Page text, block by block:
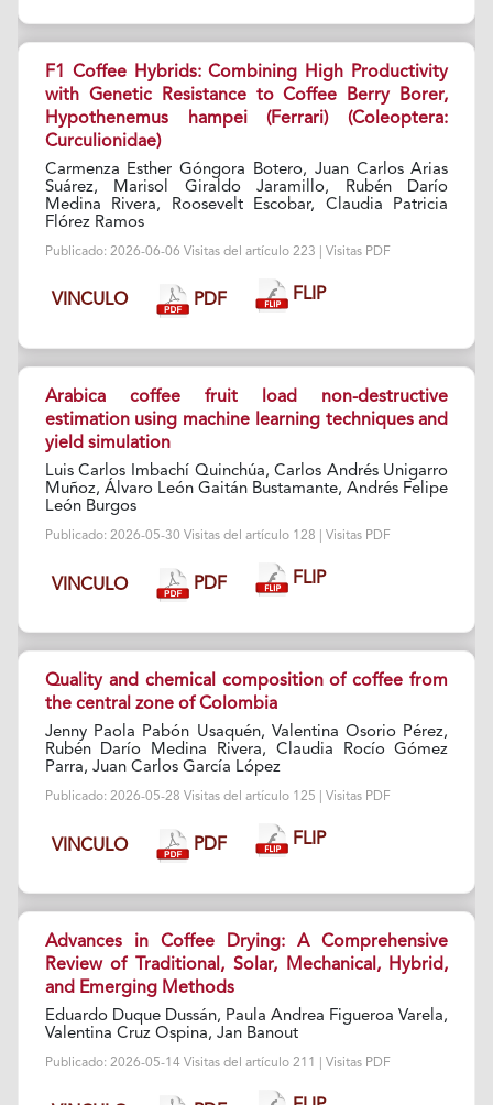
F1 Coffee Hybrids: Combining High Productivity
with Genetic Resistance to Coffee Berry Borer,
Hypothenemus hampei (Ferrari) (Coleoptera:
Curculionidae)
Carmenza Esther Góngora Botero, Juan Carlos Arias
Suárez, Marisol Giraldo Jaramillo, Rubén Darío
Medina Rivera, Roosevelt Escobar, Claudia Patricia
Flórez Ramos
Publicado: 2026-06-06 Visitas del artículo 223 | Visitas PDF
VINCULO PDF FLIP
Arabica coffee fruit load non-destructive
estimation using machine learning techniques and
yield simulation
Luis Carlos Imbachí Quinchúa, Carlos Andrés Unigarro
Muñoz, Álvaro León Gaitán Bustamante, Andrés Felipe
León Burgos
Publicado: 2026-05-30 Visitas del artículo 128 | Visitas PDF
VINCULO PDF FLIP
Quality and chemical composition of coffee from
the central zone of Colombia
Jenny Paola Pabón Usaquén, Valentina Osorio Pérez,
Rubén Darío Medina Rivera, Claudia Rocío Gómez
Parra, Juan Carlos García López
Publicado: 2026-05-28 Visitas del artículo 125 | Visitas PDF
VINCULO PDF FLIP
Advances in Coffee Drying: A Comprehensive
Review of Traditional, Solar, Mechanical, Hybrid,
and Emerging Methods
Eduardo Duque Dussán, Paula Andrea Figueroa Varela,
Valentina Cruz Ospina, Jan Banout
Publicado: 2026-05-14 Visitas del artículo 211 | Visitas PDF